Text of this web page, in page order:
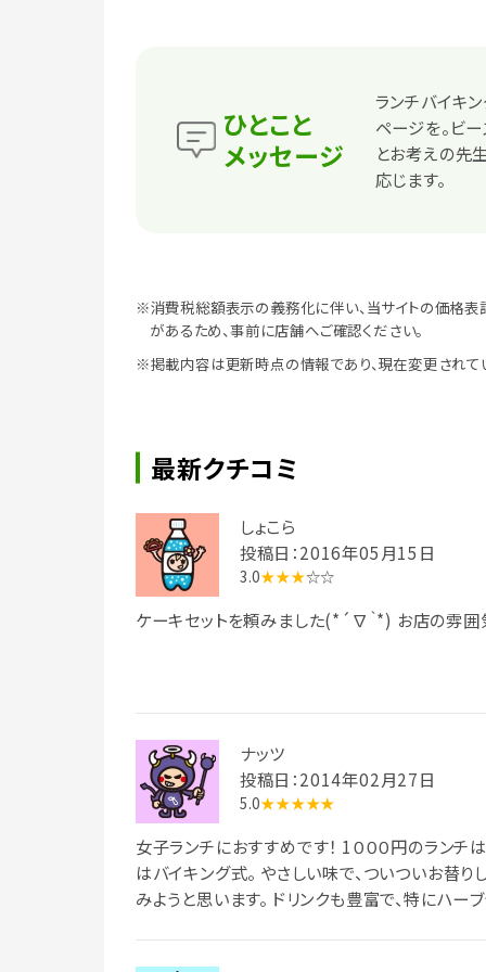
ひとこと
メッセージ
ランチバイキ
ページを。ビ
とお考えの先
応じます。
※消費税総額表示の義務化に伴い、当サイトの価格
があるため、事前に店舗へご確認ください。
※掲載内容は更新時点の情報であり、現在変更されて
最新クチコミ
しょこら
投稿日：2016年05月15日
3.0★★★☆☆
ケーキセットを頼みました(*´∇｀*) お店の雰
ナッツ
投稿日：2014年02月27日
5.0★★★★★
女子ランチにおすすめです！ 1０００円のランチ
はバイキング式。 やさしい味で、ついついお替
みようと思います。 ドリンクも豊富で、特にハ